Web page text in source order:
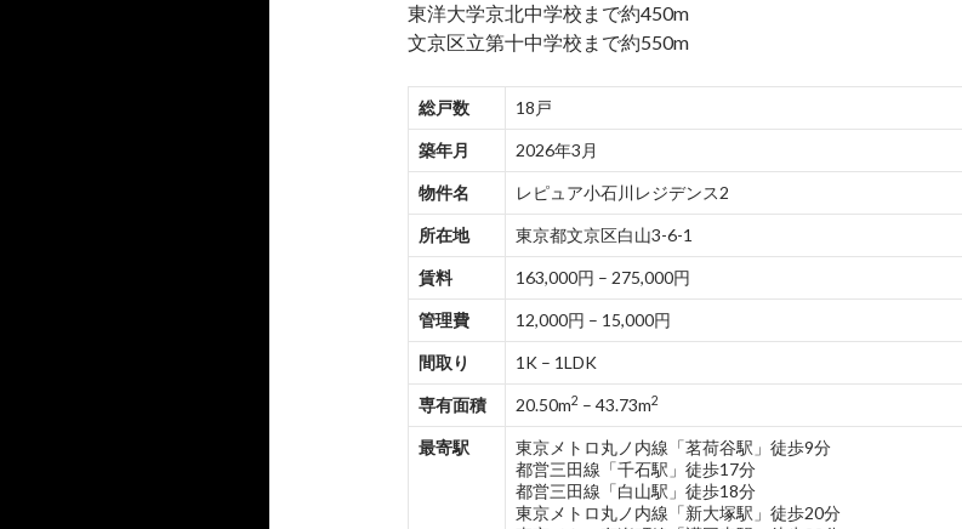
東洋大学京北中学校まで約450m
文京区立第十中学校まで約550m
総戸数 18戸
築年月 2026年3月
物件名 レピュア小石川レジデンス2
所在地 東京都文京区白山3-6-1
賃料 163,000円 – 275,000円
管理費 12,000円 – 15,000円
間取り 1K – 1LDK
専有面積 20.50m2 – 43.73m2
最寄駅
東京メトロ丸ノ内線「茗荷谷駅」徒歩9分
都営三田線「千石駅」徒歩17分
都営三田線「白山駅」徒歩18分
東京メトロ丸ノ内線「新大塚駅」徒歩20分